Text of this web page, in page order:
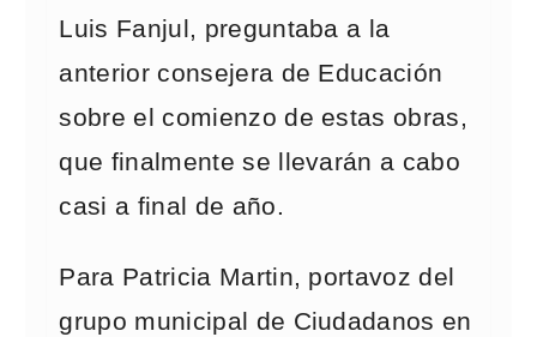
Luis Fanjul, preguntaba a la
anterior consejera de Educación
sobre el comienzo de estas obras,
que finalmente se llevarán a cabo
casi a final de año.
Para Patricia Martin, portavoz del
grupo municipal de Ciudadanos en